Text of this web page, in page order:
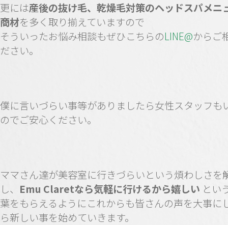
更には産後の抜け毛、乾燥毛対策のヘッドスパメニ
商材を多く取り揃えていますので
そういったお悩み相談もぜひこちらのLINE@からご
ださい。
僕に言いづらい事等がありましたら女性スタッフも
のでご安心ください。
ママさん達が美容室に行きづらいという煩わしさを
し、 Emu Claretなら気軽に行けるから嬉しい とい
葉をもらえるようにこれからも皆さんの声を大事に
ら新しい事を始めていきます。